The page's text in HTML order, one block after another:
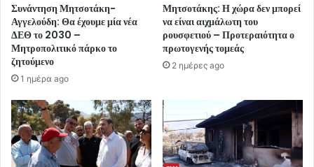
Συνάντηση Μητσοτάκη-
Αγγελούδη: Θα έχουμε μία νέα
ΔΕΘ το 2030 –
Μητροπολιτικό πάρκο το
ζητούμενο
1 ημέρα ago
Μητσοτάκης: Η χώρα δεν μπορεί
να είναι αιχμάλωτη του
ρουσφετιού – Προτεραιότητα ο
πρωτογενής τομεάς
2 ημέρες ago